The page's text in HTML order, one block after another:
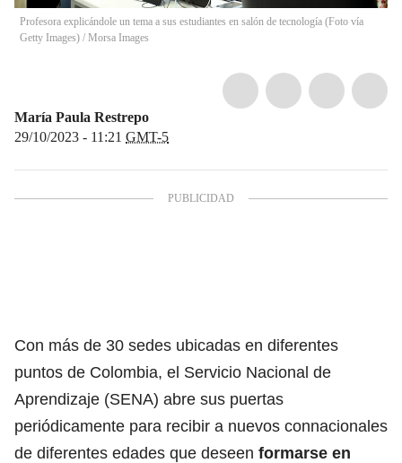
Profesora explicándole un tema a sus estudiantes en salón de tecnología (Foto vía
Getty Images) / Morsa Images
María Paula Restrepo
29/10/2023 - 11:21 GMT-5
Con más de 30 sedes ubicadas en diferentes
puntos de Colombia, el Servicio Nacional de
Aprendizaje (SENA) abre sus puertas
periódicamente para recibir a nuevos connacionales
de diferentes edades que deseen formarse en